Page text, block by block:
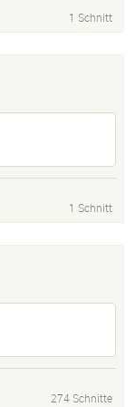
1 Schnitt
1 Schnitt
274 Schnitte